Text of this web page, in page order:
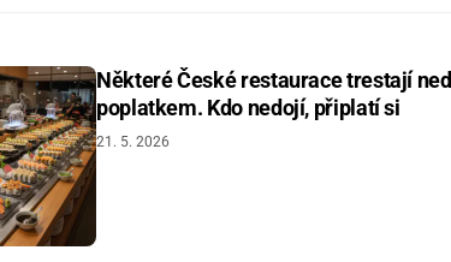
Některé České restaurace trestají
poplatkem. Kdo nedojí, připlatí si
21. 5. 2026